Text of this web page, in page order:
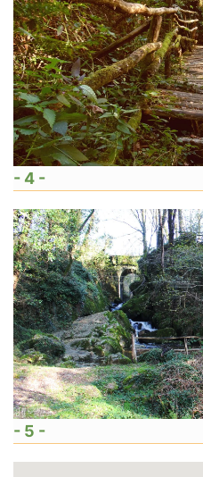
- 4 -
- 5 -